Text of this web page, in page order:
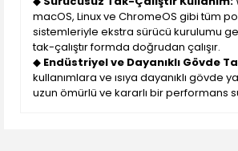
macOS, Linux ve ChromeOS gibi tüm
sistemleriyle ekstra sürücü kurulumu
tak-çalıştır formda doğrudan çalışır.
◆ Endüstriyel ve Dayanıklı Gövde
kullanımlara ve ısıya dayanıklı gövde
uzun ömürlü ve kararlı bir performans